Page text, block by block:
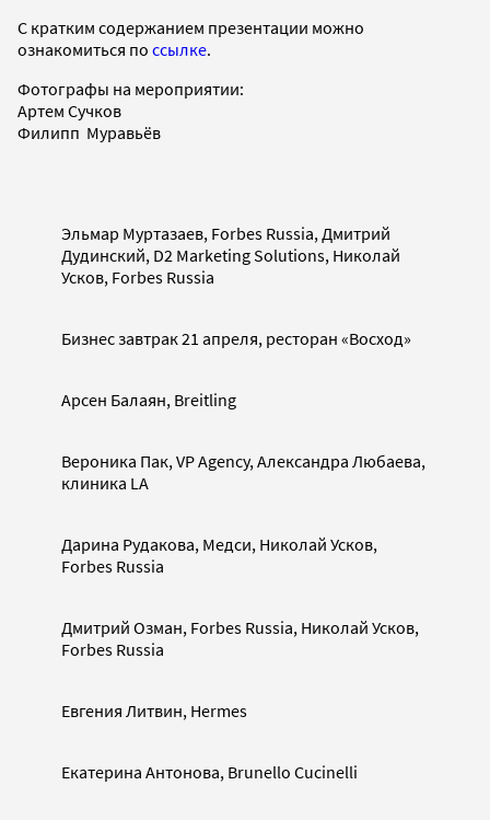
С кратким содержанием презентации можно
ознакомиться по ссылке.
Фотографы на мероприятии:
Артем Сучков
Филипп Муравьёв
Эльмар Муртазаев, Forbes Russia, Дмитрий
Дудинский, D2 Marketing Solutions, Николай
Усков, Forbes Russia
Бизнес завтрак 21 апреля, ресторан «Восход»
Арсен Балаян, Breitling
Вероника Пак, VP Agency, Александра Любаева,
клиника LA
Дарина Рудакова, Медси, Николай Усков,
Forbes Russia
Дмитрий Озман, Forbes Russia, Николай Усков,
Forbes Russia
Евгения Литвин, Hermes
Екатерина Антонова, Brunello Cucinelli